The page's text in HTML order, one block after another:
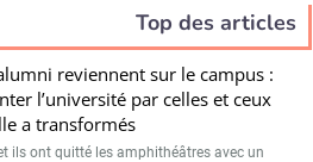
Top des articles
reviennent sur le campus :
l’université par celles et ceux
a transformés
ils ont quitté les amphithéâtres avec un